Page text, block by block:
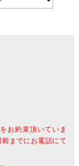
お約束頂いていま
までにお電話にて